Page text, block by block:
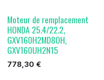
Moteur de remplacement
HONDA 25.4/22.2,
GXV160H2MD8OH,
GXV160UH2N15
778,30 €